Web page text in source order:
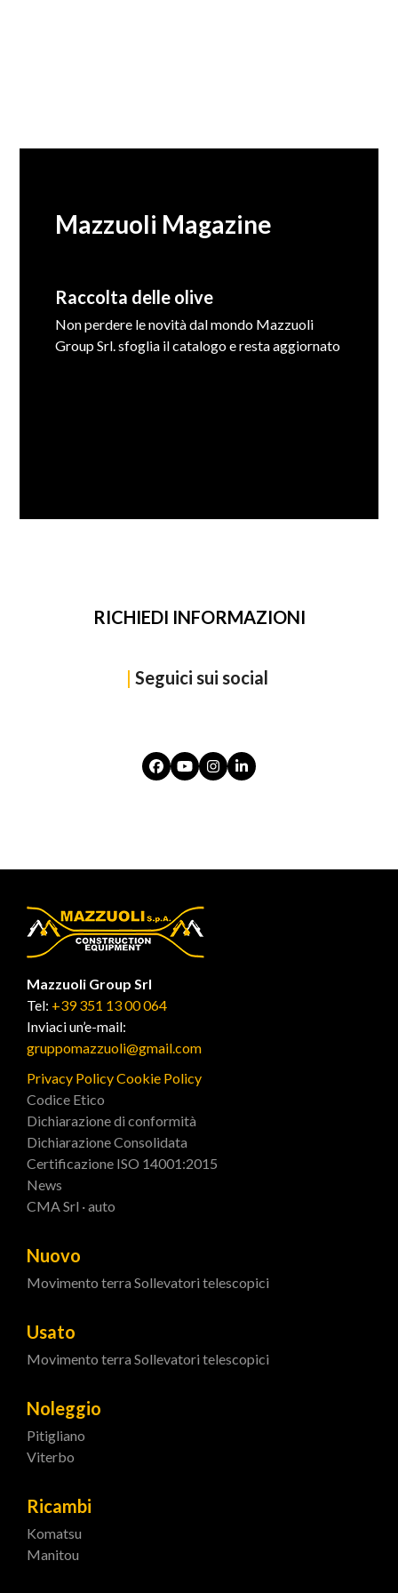
Mazzuoli Magazine
Raccolta delle olive
Non perdere le novità dal mondo Mazzuoli
Group Srl. sfoglia il catalogo e resta aggiornato
RICHIEDI INFORMAZIONI
| Seguici sui social
Facebook
YouTubeInstagram
LinkedIn
Mazzuoli Group Srl
Tel: +39 351 13 00 064
Inviaci un’e-mail:
gruppomazzuoli@gmail.com
Privacy PolicyCookie Policy
Codice Etico
Dichiarazione di conformità
Dichiarazione Consolidata
Certificazione ISO 14001:2015
News
CMA Srl · auto
Nuovo
Movimento terra Sollevatori telescopici
Usato
Movimento terra Sollevatori telescopici
Noleggio
Pitigliano
Viterbo
Ricambi
Komatsu
Manitou